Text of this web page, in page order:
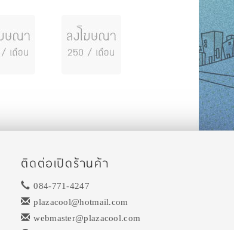
ติดต่อเปิดร้านค้า
084-771-4247
plazacool@hotmail.com
webmaster@plazacool.com